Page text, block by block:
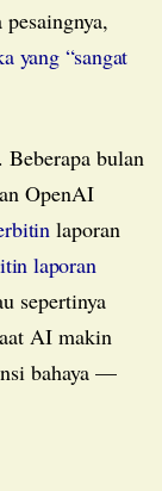
yang “sangat
OpenAI
laporan
laporan
sepertinya
AI makin
bahaya —